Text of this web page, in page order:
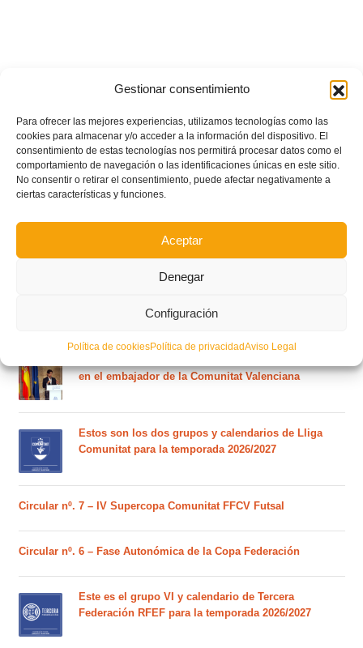
Gestionar consentimiento
Para ofrecer las mejores experiencias, utilizamos tecnologías como las
cookies para almacenar y/o acceder a la información del dispositivo. El
consentimiento de estas tecnologías nos permitirá procesar datos como el
comportamiento de navegación o las identificaciones únicas en este sitio.
No consentir o retirar el consentimiento, puede afectar negativamente a
ciertas características y funciones.
Aceptar
Denegar
Configuración
Política de cookiesPolítica de privacidadAviso Legal
en el embajador de la Comunitat Valenciana
Estos son los dos grupos y calendarios de Lliga
Comunitat para la temporada 2026/2027
Circular nº. 7 – IV Supercopa Comunitat FFCV Futsal
Circular nº. 6 – Fase Autonómica de la Copa Federación
Este es el grupo VI y calendario de Tercera
Federación RFEF para la temporada 2026/2027